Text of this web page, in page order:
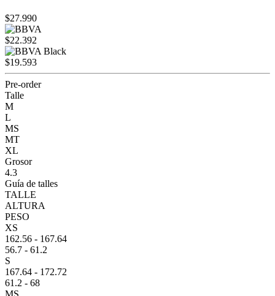
$27.990
$22.392
$19.593
Pre-order
Talle
M
L
MS
MT
XL
Grosor
4.3
Guía de talles
TALLE
ALTURA
PESO
XS
162.56 - 167.64
56.7 - 61.2
S
167.64 - 172.72
61.2 - 68
MS